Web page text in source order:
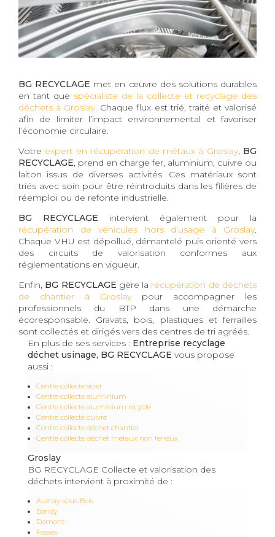
BG RECYCLAGE met en œuvre des solutions durables
en tant que spécialiste de la collecte et recyclage des
déchets à Groslay. Chaque flux est trié, traité et valorisé
afin de limiter l’impact environnemental et favoriser
l’économie circulaire.
Votre expert en récupération de métaux à Groslay, BG
RECYCLAGE, prend en charge fer, aluminium, cuivre ou
laiton issus de diverses activités. Ces matériaux sont
triés avec soin pour être réintroduits dans les filières de
réemploi ou de refonte industrielle.
BG RECYCLAGE intervient également pour la
récupération de véhicules hors d’usage à Groslay.
Chaque VHU est dépollué, démantelé puis orienté vers
des circuits de valorisation conformes aux
réglementations en vigueur.
Enfin, BG RECYCLAGE gère la récupération de déchets
de chantier à Groslaypour accompagner les
professionnels du BTP dans une démarche
écoresponsable. Gravats, bois, plastiques et ferrailles
sont collectés et dirigés vers des centres de tri agréés.
En plus de ses services : Entreprise recyclage
déchet usinage, BG RECYCLAGE vous propose
aussi :
Centre collecte acier
Centre collecte aluminium
Centre collecte aluminium recyclé
Centre collecte cuivre
Centre collecte déchet chantier
Centre collecte déchet métaux non ferreux
Groslay
BG RECYCLAGE Collecte et valorisation des
déchets intervient à proximité de :
Aulnay-sous-Bois
Bondy
Domont
Fosses